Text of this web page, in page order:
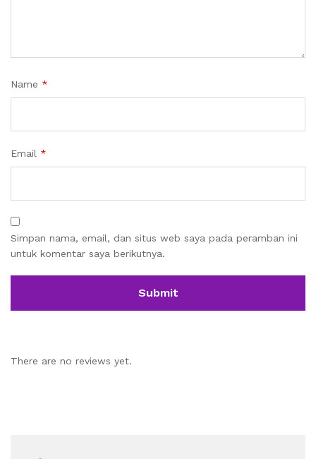
Name *
Email *
Simpan nama, email, dan situs web saya pada peramban ini
untuk komentar saya berikutnya.
There are no reviews yet.